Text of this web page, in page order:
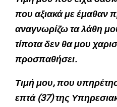
που αξιακά με έμαθαν
αναγνωρίζω τα λάθη
τίποτα δεν θα μου
προσπαθήσει.
Τιμή μου, που
επτά (37) της